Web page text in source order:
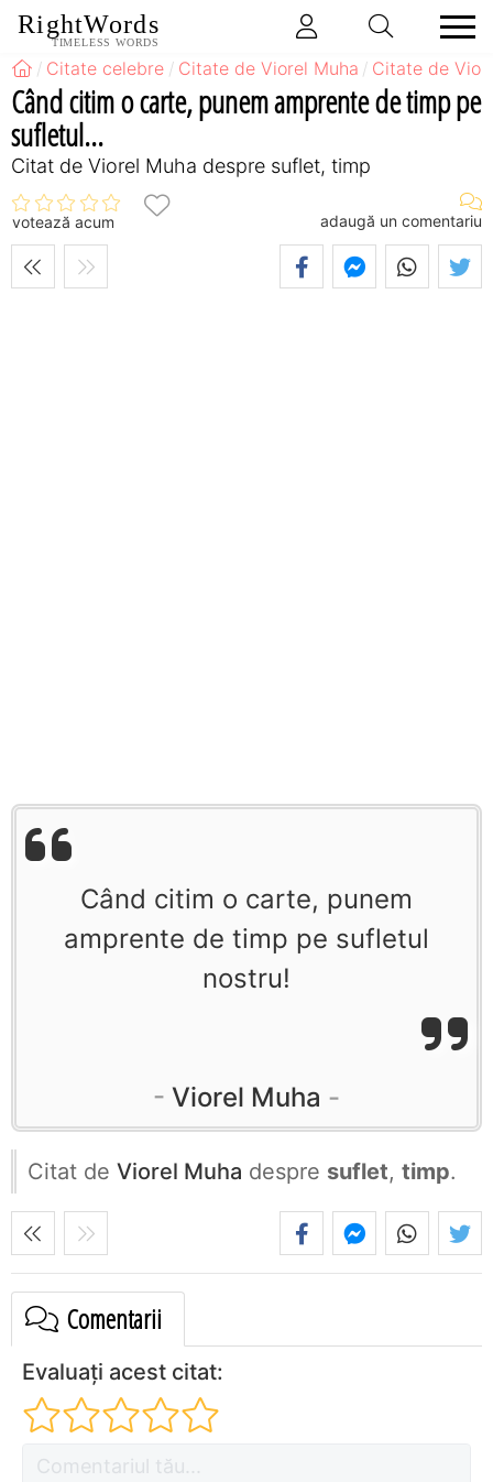
RightWords
TIMELESS WORDS
Citate celebre Citate de Viorel Muha Citate de
Când citim o carte, punem amprente de timp pe
sufletul...
Citat de Viorel Muha despre suflet, timp
votează acum adaugă un comentariu
Când citim o carte, punem
amprente de timp pe sufletul
nostru!
Viorel Muha
Citat de Viorel Muha despre suflet, timp.
Comentarii
Evaluați acest citat: